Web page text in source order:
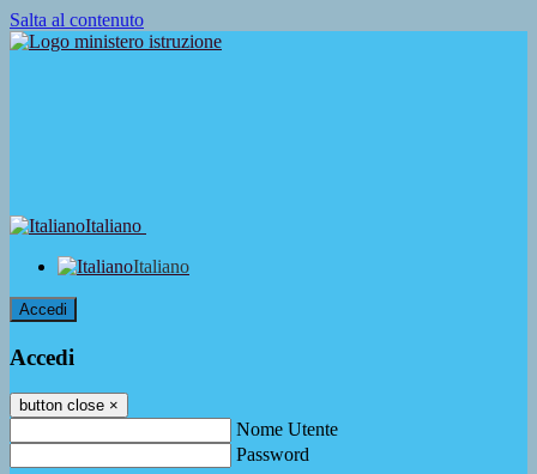
Salta al contenuto
Italiano
Italiano
Accedi
Accedi
button close ×
Nome Utente
Password